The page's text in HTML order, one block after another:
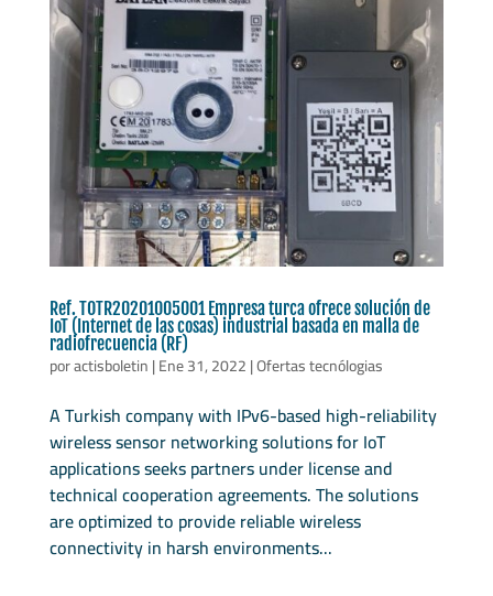
Ref. TOTR20201005001 Empresa turca ofrece solución de
IoT (Internet de las cosas) industrial basada en malla de
radiofrecuencia (RF)
poractisboletin|Ene 31, 2022|Ofertas tecnólogias
A Turkish company with IPv6-based high-reliability
wireless sensor networking solutions for IoT
applications seeks partners under license and
technical cooperation agreements. The solutions
are optimized to provide reliable wireless
connectivity in harsh environments...